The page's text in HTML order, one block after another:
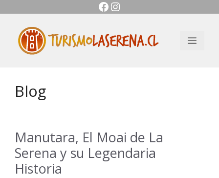
contenido
Facebook
Instagram
Menú
Blog
Manutara, El Moai de La
Serena y su Legendaria
Historia